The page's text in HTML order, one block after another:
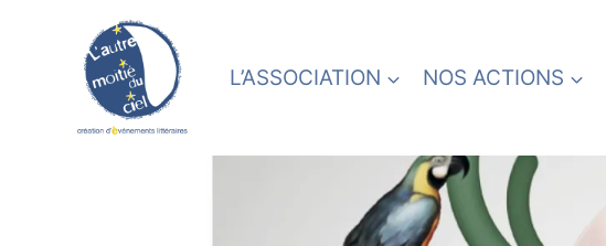
L’ASSOCIATION NOS ACTIONS